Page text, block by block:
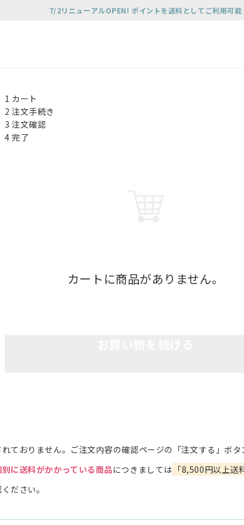
7/2リニューアルOPEN! ポイントを送料としてご利用可能
1 カート
2 注文手続き
3 注文確認
4 完了
カートに商品がありません。
ておりません。ご注文内容の確認ページの「注文する」ボタ
別に送料がかかっている商品につきましては 「8,500円以上送
ださい。